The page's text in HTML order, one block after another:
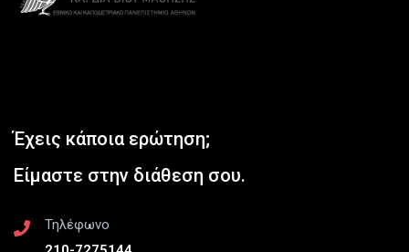
Έχεις κάποια ερώτηση;
Είμαστε στην διάθεση σου.
Τηλέφωνο